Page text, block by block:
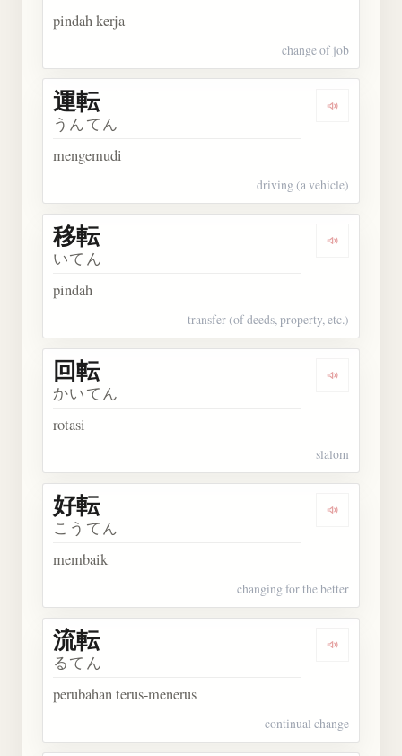
pindah kerja
change of job
Dengarkan
運転
うんてん
mengemudi
driving (a vehicle)
Dengarkan
移転
いてん
pindah
transfer (of deeds, property, etc.)
Dengarkan
回転
かいてん
rotasi
slalom
Dengarkan
好転
こうてん
membaik
changing for the better
Dengarkan
流転
るてん
perubahan terus-menerus
continual change